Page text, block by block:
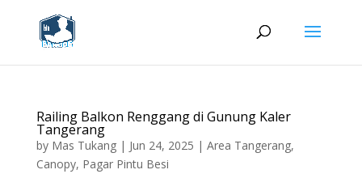
Railing Balkon Renggang di Gunung Kaler
Tangerang
by Mas Tukang| Jun 24, 2025 | Area Tangerang,
Canopy, Pagar Pintu Besi